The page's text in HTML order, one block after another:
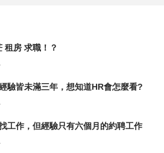
租房 求職！？
驗皆未滿三年，想知道HR會怎麼看?
工作，但經驗只有六個月的約聘工作